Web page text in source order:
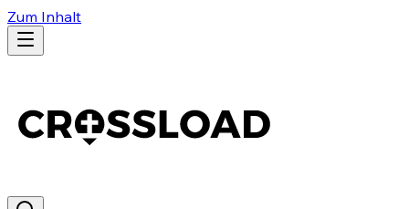
Zum Inhalt